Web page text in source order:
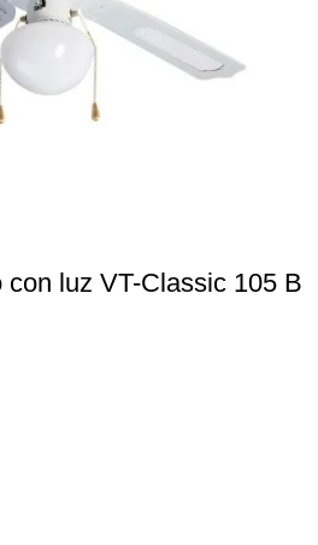
luz VT-Classic 105 B